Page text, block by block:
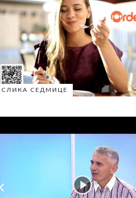
СЛИКА СЕДМИЦЕ